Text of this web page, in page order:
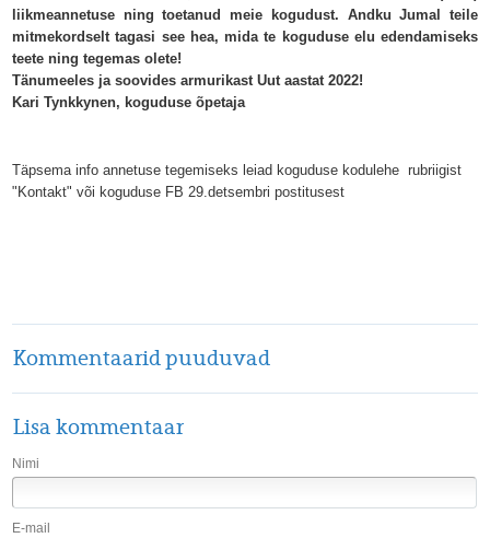
liikmeannetuse ning toetanud meie kogudust. Andku Jumal teile
mitmekordselt tagasi see hea, mida te koguduse elu edendamiseks
teete ning tegemas olete!
Tänumeeles ja soovides armurikast Uut aastat 2022!
Kari Tynkkynen, koguduse õpetaja
Täpsema info annetuse tegemiseks leiad koguduse kodulehe rubriigist
"Kontakt" või koguduse FB 29.detsembri postitusest
Kommentaarid puuduvad
Lisa kommentaar
Nimi
E-mail